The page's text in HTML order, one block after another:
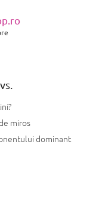
miros
dominant